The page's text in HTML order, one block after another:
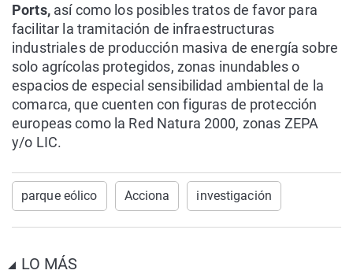
Ports, así como los posibles tratos de favor para
facilitar la tramitación de infraestructuras
industriales de producción masiva de energía sobre
solo agrícolas protegidos, zonas inundables o
espacios de especial sensibilidad ambiental de la
comarca, que cuenten con figuras de protección
europeas como la Red Natura 2000, zonas ZEPA
y/o LIC.
parque eólico Acciona investigación
LO MÁS